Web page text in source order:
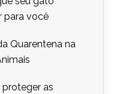
para você
Quarentena na
as